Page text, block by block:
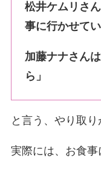
松井ケムリさ
事に行かせて
加藤ナナさん
ら」
と言う、やり取り
実際には、お食事